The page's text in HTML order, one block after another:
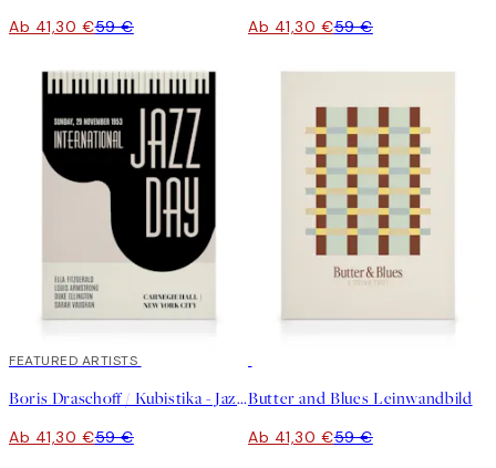
Ab 41,30 €59 € Ab 41,30 €59 €
30%*
FEATURED ARTISTS
Boris Draschoff / Kubistika - Jazzy Days No2 Leinwandbild
Ab 41,30 €59 €
Butter and Blues Leinwandbild
Ab 41,30 €59 €